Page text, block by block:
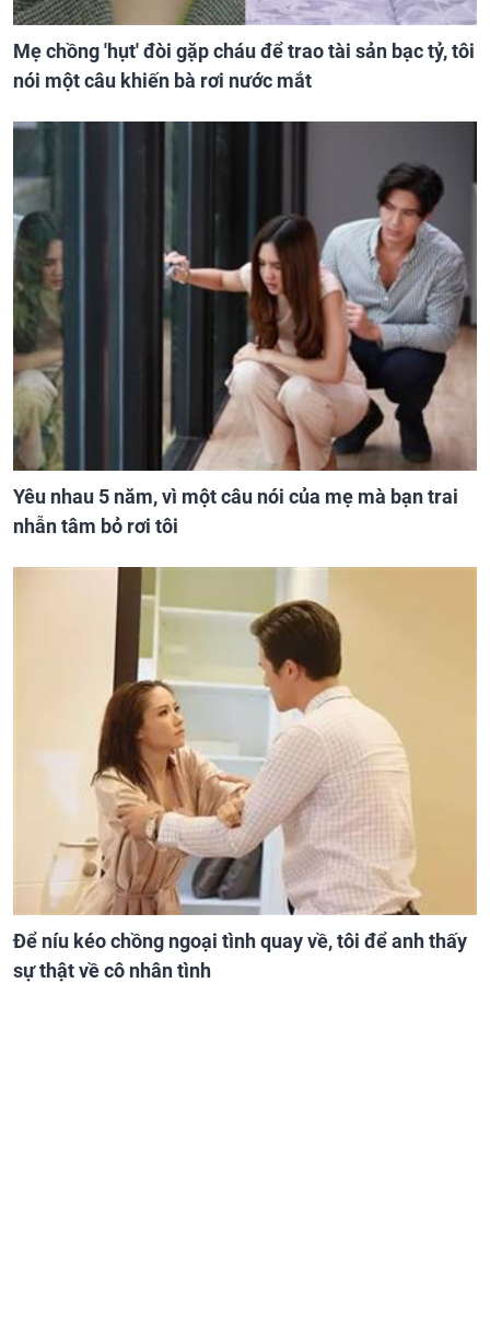
Mẹ chồng 'hụt' đòi gặp cháu để trao tài sản bạc tỷ, tôi
nói một câu khiến bà rơi nước mắt
Yêu nhau 5 năm, vì một câu nói của mẹ mà bạn trai
nhẫn tâm bỏ rơi tôi
Để níu kéo chồng ngoại tình quay về, tôi để anh thấy
sự thật về cô nhân tình